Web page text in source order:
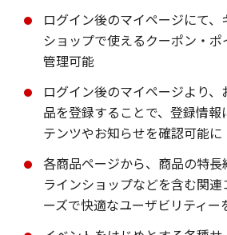
ログイン後のマイページにて
ショップで使えるクーポン・
管理可能
ログイン後のマイページより
品を登録することで、登録情
テンツやお知らせを確認可能に
各商品ページから、商品の特
ラインショップなどを含む関
ーズで快適なユーザビリティー